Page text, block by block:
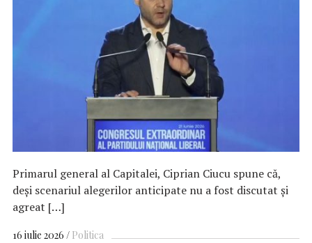
Primarul general al Capitalei, Ciprian Ciucu spune că,
deși scenariul alegerilor anticipate nu a fost discutat și
agreat […]
16 iulie 2026 Politica